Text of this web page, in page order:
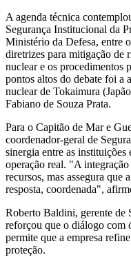
A agenda técnica
Segurança Institucional da
Ministério da Defesa, entre
diretrizes para mitigação de
nuclear e os procedimentos
pontos altos do debate foi a
nuclear de Tokaimura
Fabiano de Souza Prata.
Para o Capitão de Mar e
coordenador-geral de
sinergia entre as instituições
operação real. "A
recursos, mas assegura que
resposta, coordenada",
Roberto Baldini, gerente de
reforçou que o diálogo com
permite que a empresa
proteção.